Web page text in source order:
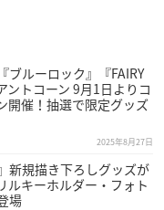
ブルーロック』『FAIRY
トコーン 9月1日よりコ
開催！抽選で限定グッズ
2025年8月27日
新規描き下ろしグッズが
ルキーホルダー・フォト
場